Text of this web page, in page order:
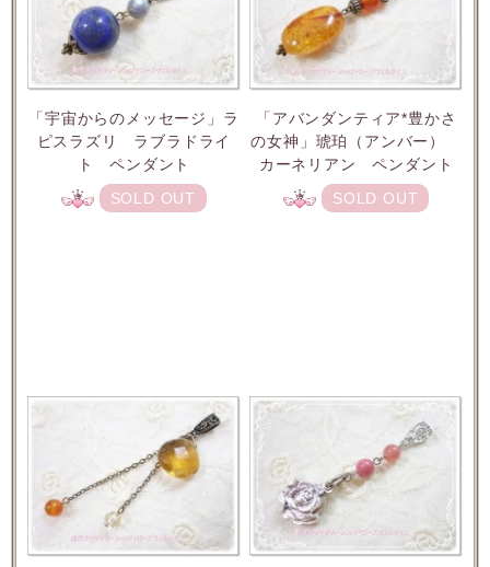
「宇宙からのメッセージ」ラ
ピスラズリ ラブラドライ
ト ペンダント
SOLD OUT
「アバンダンティア*豊かさ
の女神」琥珀（アンバー）
カーネリアン ペンダント
SOLD OUT